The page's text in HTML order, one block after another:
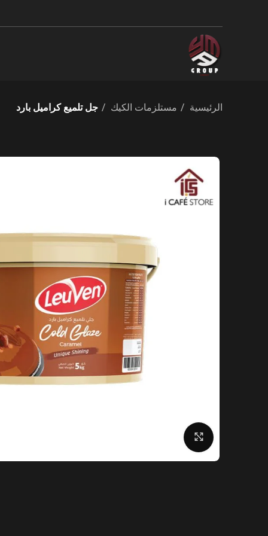
الرئيسية مستلزمات الكيك جل تلميع كراميل بارد